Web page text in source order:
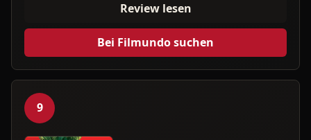
Review lesen
Bei Filmundo suchen
9